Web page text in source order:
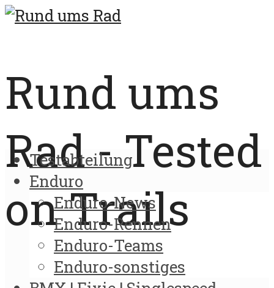
Rund ums
Rad - Tested
on Trails
Testabteilung
Enduro
Enduro-News
Enduro-Rennen
Enduro-Teams
Enduro-sonstiges